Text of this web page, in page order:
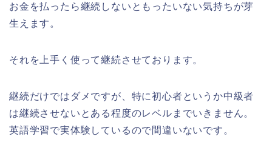
お金を払ったら継続しないともったいない気持ちが芽
生えます。
それを上手く使って継続させております。
継続だけではダメですが、特に初心者というか中級者
は継続させないとある程度のレベルまでいきません。
英語学習で実体験しているので間違いないです。